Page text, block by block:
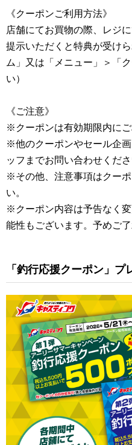
《クーポンご利用方法》
店舗にてお買物の際、レジ
提示いただくと特典が受け
ム」又は「メニュー」＞「
い）
《ご注意》
※クーポンは有効期限内に
※他のクーポンやセール企
ッフまでお問い合わせくださ
※その他、注意事項はクー
い。
※クーポン内容は予告なく
能性もございます。予めご了
「釣行応援クーポン」プ